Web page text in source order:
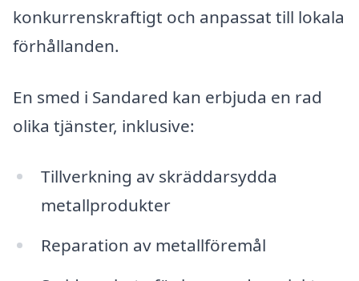
konkurrenskraftigt och anpassat till lokala
förhållanden.
En smed i Sandared kan erbjuda en rad
olika tjänster, inklusive:
Tillverkning av skräddarsydda
metallprodukter
Reparation av metallföremål